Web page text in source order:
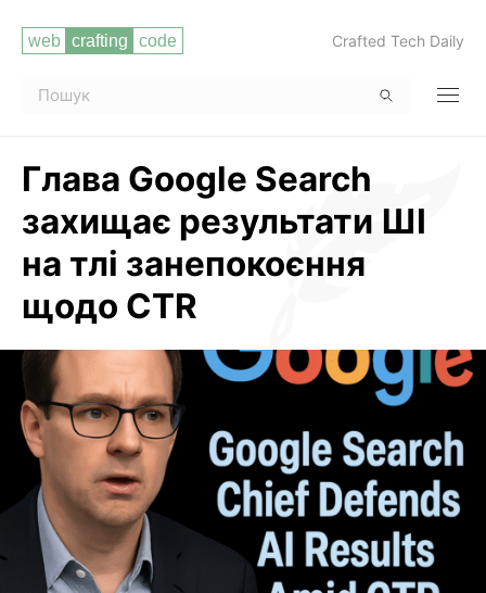
Crafted Tech Daily
Глава Google Search
захищає результати ШІ
на тлі занепокоєння
щодо CTRЧитати повністю